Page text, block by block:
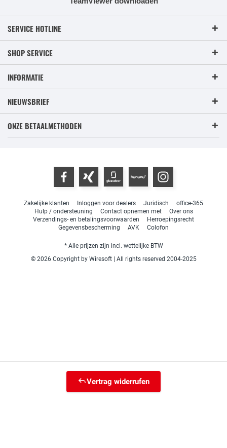
SERVICE HOTLINE
SHOP SERVICE
INFORMATIE
NIEUWSBRIEF
ONZE BETAALMETHODEN
Zakelijke klanten Inloggen voor dealers Juridisch
office-365
Hulp / ondersteuning
Contact opnemen met
Over ons
Verzendings- en betalingsvoorwaarden
Herroepingsrecht
Gegevensbescherming
AVK Colofon
* Alle prijzen zijn incl. wettelijke BTW
© 2026 Copyright by Wiresoft | All rights reserved 2004-2025
Vertrag widerrufen